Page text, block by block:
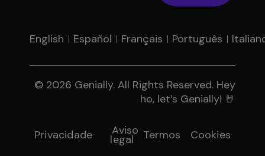
English Español Français Português
© 2026 Genially. All Rights Reserved. Hey
ho, let’s Genially! 🤘
Privacidade Aviso
legal Termos Cookies